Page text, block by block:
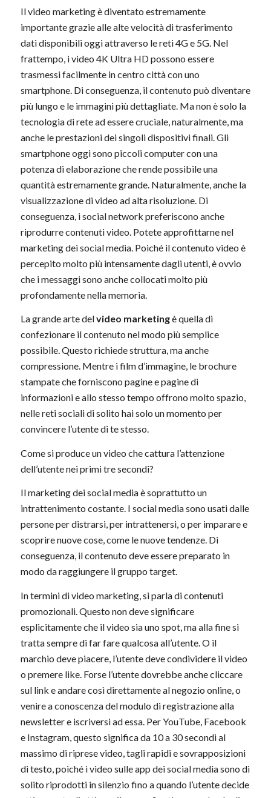
Il video marketing è diventato estremamente
importante grazie alle alte velocità di trasferimento
dati disponibili oggi attraverso le reti 4G e 5G. Nel
frattempo, i video 4K Ultra HD possono essere
trasmessi facilmente in centro città con uno
smartphone. Di conseguenza, il contenuto può diventare
più lungo e le immagini più dettagliate. Ma non è solo la
tecnologia di rete ad essere cruciale, naturalmente, ma
anche le prestazioni dei singoli dispositivi finali. Gli
smartphone oggi sono piccoli computer con una
potenza di elaborazione che rende possibile una
quantità estremamente grande. Naturalmente, anche la
visualizzazione di video ad alta risoluzione. Di
conseguenza, i social network preferiscono anche
riprodurre contenuti video. Potete approfittarne nel
marketing dei social media. Poiché il contenuto video è
percepito molto più intensamente dagli utenti, è ovvio
che i messaggi sono anche collocati molto più
profondamente nella memoria.
La grande arte delvideo marketingè quella di
confezionare il contenuto nel modo più semplice
possibile. Questo richiede struttura, ma anche
compressione. Mentre i film d’immagine, le brochure
stampate che forniscono pagine e pagine di
informazioni e allo stesso tempo offrono molto spazio,
nelle reti sociali di solito hai solo un momento per
convincere l’utente di te stesso.
Come si produce un video che cattura l’attenzione
dell’utente nei primi tre secondi?
Il marketing dei social media è soprattutto un
intrattenimento costante. I social media sono usati dalle
persone per distrarsi, per intrattenersi, o per imparare e
scoprire nuove cose, come le nuove tendenze. Di
conseguenza, il contenuto deve essere preparato in
modo da raggiungere il gruppo target.
In termini di video marketing, si parla di contenuti
promozionali. Questo non deve significare
esplicitamente che il video sia uno spot, ma alla fine si
tratta sempre di far fare qualcosa all’utente. O il
marchio deve piacere, l’utente deve condividere il video
o premere like. Forse l’utente dovrebbe anche cliccare
sul link e andare così direttamente al negozio online, o
venire a conoscenza del modulo di registrazione alla
newsletter e iscriversi ad essa. Per YouTube, Facebook
e Instagram, questo significa da 10 a 30 secondi al
massimo di riprese video, tagli rapidi e sovrapposizioni
di testo, poiché i video sulle app dei social media sono di
solito riprodotti in silenzio fino a quando l’utente decide